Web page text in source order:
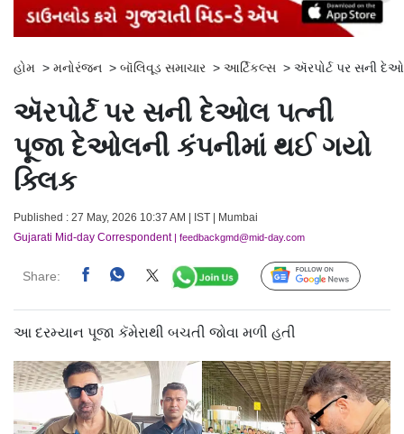
હોમ > મનોરંજન > બૉલિવૂડ સમાચાર > આર્ટિકલ્સ > ઍરપોર્ટ પર સની
ઍરપોર્ટ પર સની દેઓલ પત્ની
પૂજા દેઓલની કંપનીમાં થઈ ગયો
ક્લિક
Published : 27 May, 2026 10:37 AM | IST | Mumbai
Gujarati Mid-day Correspondent| feedbackgmd@mid-day.com
Share: Follow Us
આ દરમ્યાન પૂજા કૅમેરાથી બચતી જોવા મળી હતી